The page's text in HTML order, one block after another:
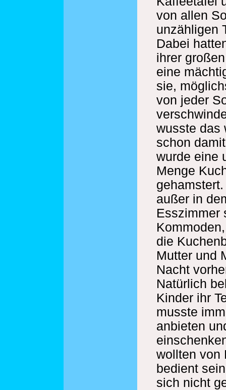
von allen
unzähligen
Dabei
ihrer
eine
sie,
von jeder
wusste das
schon
wurde eine
Menge
außer in
Esszimmer
die
Mutter und
Nacht
Natürlich
Kinder ihr
musste
anbieten
wollten von
bedient
sich nicht